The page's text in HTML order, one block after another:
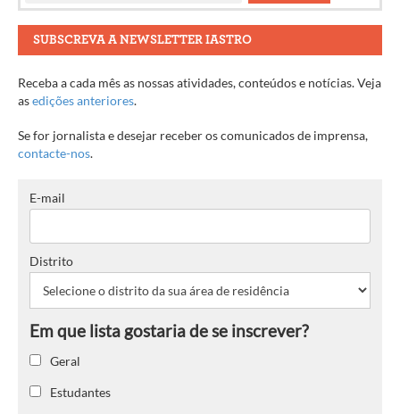
SUBSCREVA A NEWSLETTER IASTRO
Receba a cada mês as nossas atividades, conteúdos e notícias. Veja
asedições anteriores.
Se for jornalista e desejar receber os comunicados de imprensa,
contacte-nos.
E-mail
Distrito
Geral
Estudantes